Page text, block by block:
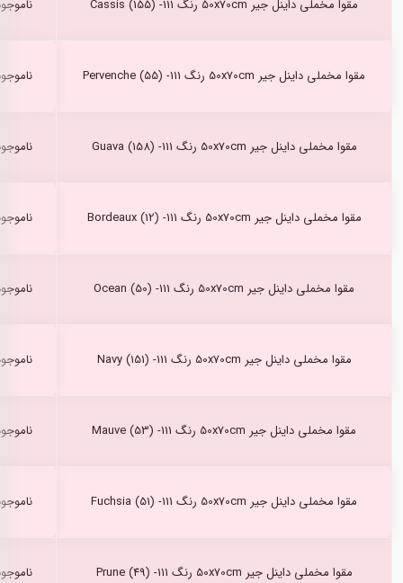
مقوا مخملی داینل جیر 50x70cm رنگ Cassis (155) -111
مقوا مخملی داینل جیر 50x70cm رنگ Pervenche (55) -111
مقوا مخملی داینل جیر 50x70cm رنگ Guava (158) -111
مقوا مخملی داینل جیر 50x70cm رنگ Bordeaux (12) -111
مقوا مخملی داینل جیر 50x70cm رنگ Ocean (50) -111
مقوا مخملی داینل جیر 50x70cm رنگ Navy (151) -111
مقوا مخملی داینل جیر 50x70cm رنگ Mauve (53) -111
مقوا مخملی داینل جیر 50x70cm رنگ Fuchsia (51) -111
مقوا مخملی داینل جیر 50x70cm رنگ Prune (49) -111